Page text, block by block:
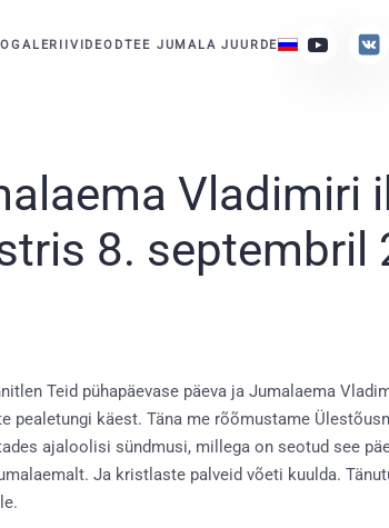
VIDEODTEE JUMALA JUURDE
Vladimiri
8. septembril
Teid pühapäevase päeva ja Jumalaema
käest. Täna me rõõmustame
ajaloolisi sündmusi, millega on seotud see
Ja kristlaste palveid võeti kuulda.